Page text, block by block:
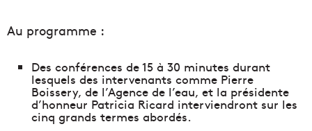
Au programme :
Des conférences de 15 à 30 minutes durant
lesquels des intervenants comme Pierre
Boissery, de l’Agence de l’eau, et la présidente
d’honneur Patricia Ricard interviendront sur les
cinq grands termes abordés.